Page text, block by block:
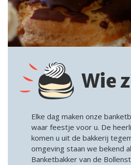
Wie
Elke dag maken onze
waar feestje voor u. De
komen u uit de bakkerij
omgeving staan we bekend
Banketbakker van de